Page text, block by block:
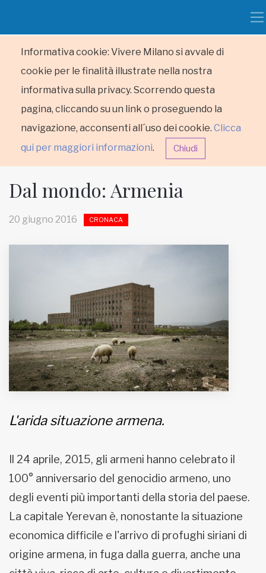
Informativa cookie: Vivere Milano si avvale di
cookie per le finalità illustrate nella nostra
informativa sulla privacy. Scorrendo questa
pagina, cliccando su un link o proseguendo la
navigazione, acconsenti all´uso dei cookie. Clicca
qui per maggiori informazioni. Chiudi
Inviateci le vostre segnalazioni
Iscriviti alla newsletter
Bernardis
Informativa sulla privacy
Dal mondo: Armenia
20 giugno 2016 CRONACA
L'arida situazione armena.
Il 24 aprile, 2015, gli armeni hanno celebrato il
100° anniversario del genocidio armeno, uno
degli eventi più importanti della storia del paese.
La capitale Yerevan è, nonostante la situazione
economica difficile e l'arrivo di profughi siriani di
origine armena, in fuga dalla guerra, anche una